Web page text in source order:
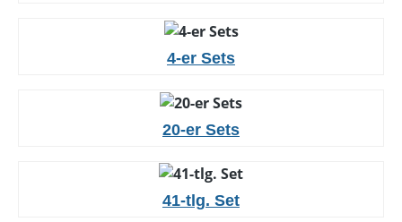
4-er Sets
20-er Sets
41-tlg. Set